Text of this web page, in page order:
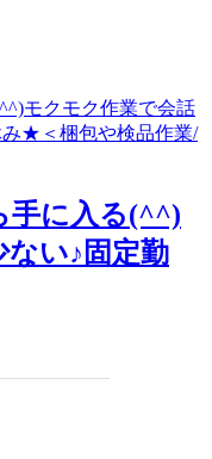
手に入る(^^)
い♪固定勤